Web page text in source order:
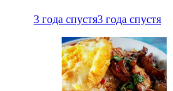
3 года спустя3 года спустя